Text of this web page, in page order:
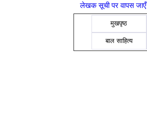
लेखक सूची पर वापस जाएँ
मुखपृष्ठ
बाल साहित्य